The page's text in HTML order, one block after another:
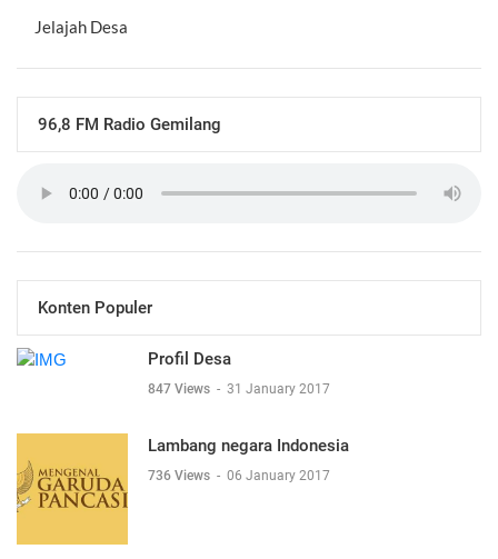
Jelajah Desa
96,8 FM Radio Gemilang
Konten Populer
Profil Desa
847 Views - 31 January 2017
Lambang negara Indonesia
736 Views - 06 January 2017